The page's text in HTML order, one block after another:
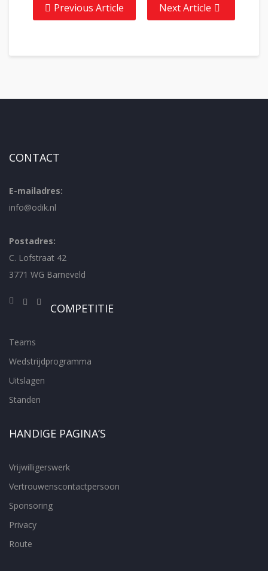
Previous Article Next Article
CONTACT
E-mailadres:
info@odik.nl
Postadres:
C. Lofstraat 42
3771 WG Barneveld
COMPETITIE
Teams
Wedstrijdprogramma
Uitslagen
Standen
HANDIGE PAGINA’S
Vrijwilligerswerk
Vertrouwenscontactpersoon
Sponsoring
Privacy
Route